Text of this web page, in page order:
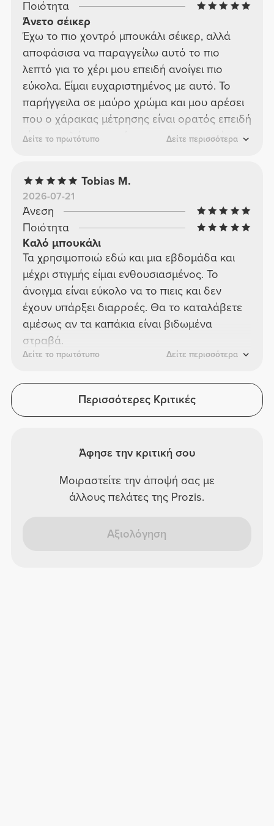
Ποιότητα
Άνετο σέικερ
Έχω το πιο χοντρό μπουκάλι σέικερ, αλλά
αποφάσισα να παραγγείλω αυτό το πιο
λεπτό για το χέρι μου επειδή ανοίγει πιο
εύκολα. Είμαι ευχαριστημένος με αυτό. Το
παρήγγειλα σε μαύρο χρώμα και μου αρέσει
που ο χάρακας μέτρησης είναι ορατός επειδή
είναι εντελώς κρυμμένος στο πιο χοντρό
Δείτε το πρωτότυπο Δείτε περισσότερα
Tobias M.
2026-07-21
Άνεση
Ποιότητα
Καλό μπουκάλι
Τα χρησιμοποιώ εδώ και μια εβδομάδα και
μέχρι στιγμής είμαι ενθουσιασμένος. Το
άνοιγμα είναι εύκολο να το πιεις και δεν
έχουν υπάρξει διαρροές. Θα το καταλάβετε
αμέσως αν τα καπάκια είναι βιδωμένα
στραβά.
Δείτε το πρωτότυπο Δείτε περισσότερα
Περισσότερες Κριτικές
Άφησε την κριτική σου
Μοιραστείτε την άποψή σας με
άλλους πελάτες της Prozis.
Αξιολόγηση